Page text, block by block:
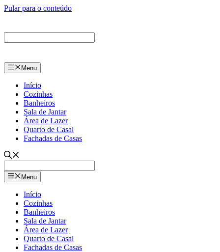
Pular para o conteúdo
Menu
Início
Cozinhas
Banheiros
Sala de Jantar
Área de Lazer
Quarto de Casal
Fachadas de Casas
Menu
Início
Cozinhas
Banheiros
Sala de Jantar
Área de Lazer
Quarto de Casal
Fachadas de Casas